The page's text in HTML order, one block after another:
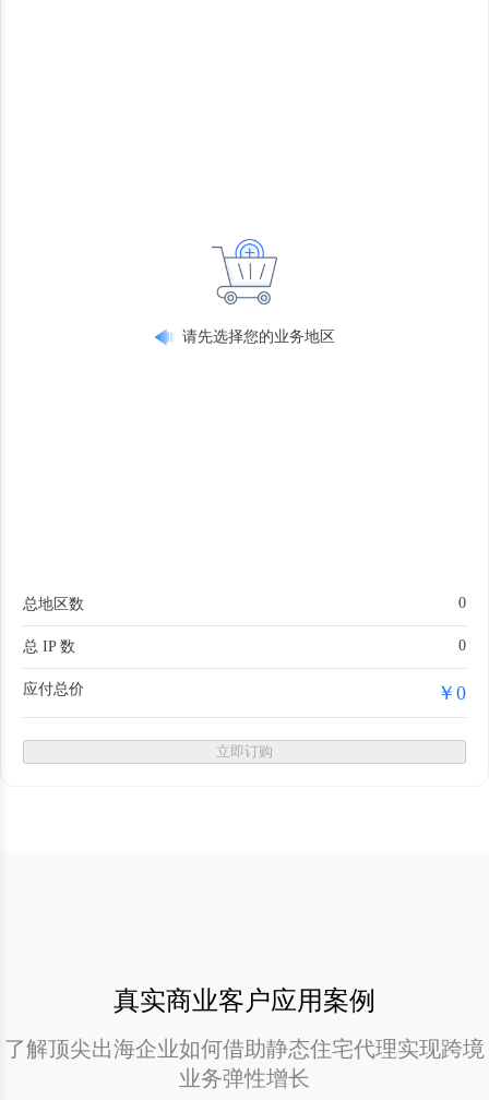
请先选择您的业务地区
总地区数 0
总 IP 数 0
应付总价 ￥0
立即订购
真实商业客户应用案例
了解顶尖出海企业如何借助静态住宅代理实现跨境
业务弹性增长